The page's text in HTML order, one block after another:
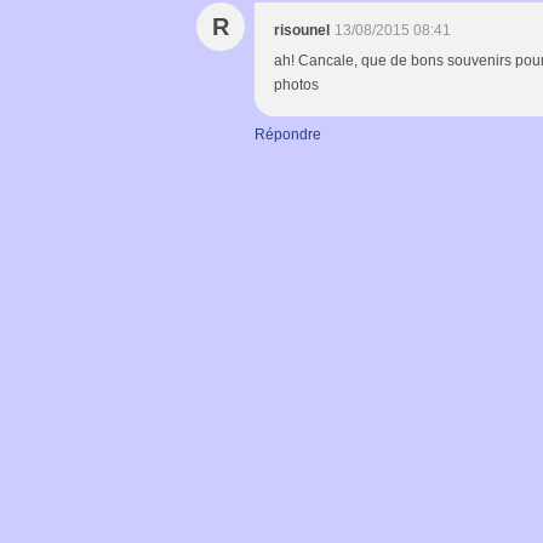
R risounel 13/08/2015 08:41
ah! Cancale, que de bons souvenirs
photos
Répondre